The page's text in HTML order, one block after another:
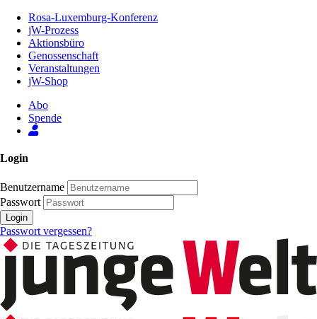
Inhalt
Seite
Rosa-Luxemburg-Konferenz
jW-Prozess
Aktionsbüro
Genossenschaft
Veranstaltungen
jW-Shop
Abo
Spende
Login
Benutzername
Passwort
Login
Passwort vergessen?